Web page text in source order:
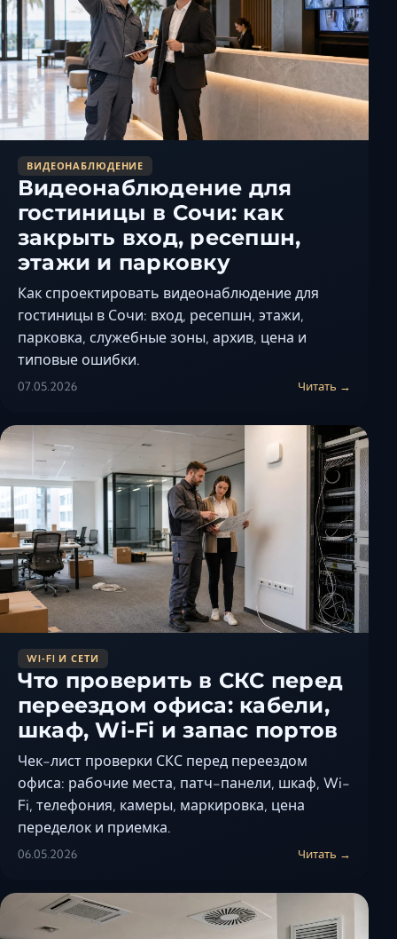
ВИДЕОНАБЛЮДЕНИЕ
Видеонаблюдение для
гостиницы в Сочи: как
закрыть вход, ресепшн,
этажи и парковку
Как спроектировать видеонаблюдение для
гостиницы в Сочи: вход, ресепшн, этажи,
парковка, служебные зоны, архив, цена и
типовые ошибки.
07.05.2026 Читать →
WI‑FI И СЕТИ
Что проверить в СКС перед
переездом офиса: кабели,
шкаф, Wi-Fi и запас портов
Чек-лист проверки СКС перед переездом
офиса: рабочие места, патч-панели, шкаф, Wi-
Fi, телефония, камеры, маркировка, цена
переделок и приемка.
06.05.2026 Читать →